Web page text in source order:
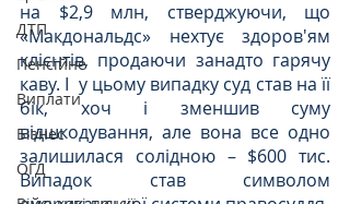
ДТП
Пенсійне
Виплати
Бізнес
ОГД
на $2,9 млн, стверджуючи, що
«Макдональдс» нехтує здоров'ям
клієнтів, продаючи занадто гарячу
каву. І  у цьому випадку суд став на її
бік, хоч і зменшив суму
відшкодування, але вона все одно
залишилася солідною – $600 тис.
Випадок став символом